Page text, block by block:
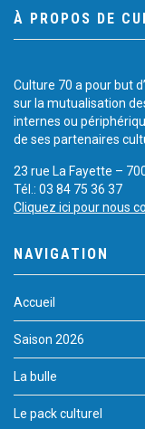
À PROPOS DE
Culture 70 a pour but
sur la mutualisation
internes ou
de ses partenaires
23 rue La Fayette –
Tél.: 03 84 75 36 37
Cliquez ici pour nous
NAVIGATION
Accueil
Saison 2026
La bulle
Le pack culturel